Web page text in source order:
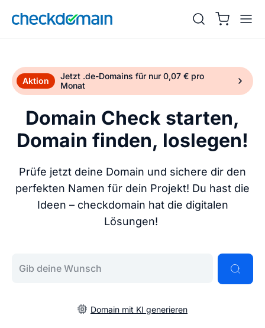
Aktion
Jetzt .de-Domains für nur 0,07 € pro
Monat
Domain Check starten,
Domain finden, loslegen!
Prüfe jetzt deine Domain und sichere dir den
perfekten Namen für dein Projekt! Du hast die
Ideen – checkdomain hat die digitalen
Lösungen!
Domain mit KI generieren